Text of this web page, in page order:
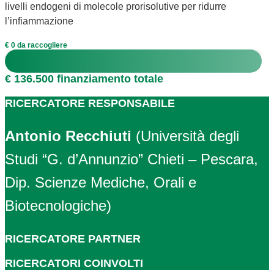
livelli endogeni di molecole prorisolutive per ridurre
l’infiammazione
€ 0 da raccogliere
€ 136.500 finanziamento totale
RICERCATORE RESPONSABILE
Antonio Recchiuti (Università degli
Studi “G. d’Annunzio” Chieti – Pescara,
Dip. Scienze Mediche, Orali e
Biotecnologiche)
RICERCATORE PARTNER
RICERCATORI COINVOLTI